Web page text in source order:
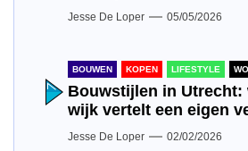
Jesse De Loper 05/05/2026
BOUWEN KOPEN LIFESTYLE
Bouwstijlen in Utrecht:
wijk vertelt een eigen
Jesse De Loper 02/02/2026